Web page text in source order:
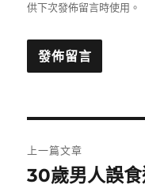
供下次發佈留言時使用。
章
上一篇文章
上
30歲男人誤食